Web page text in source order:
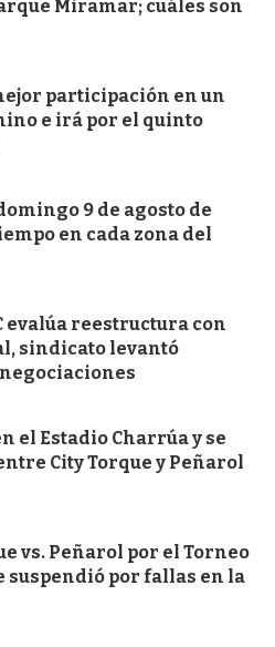
Miramar; cuáles son
participación en un
e irá por el quinto
9 de agosto de
en cada zona del
evalúa reestructura con
sindicato levantó
el Estadio Charrúa y se
City Torque y Peñarol
vs. Peñarol por el Torneo
suspendió por fallas en la